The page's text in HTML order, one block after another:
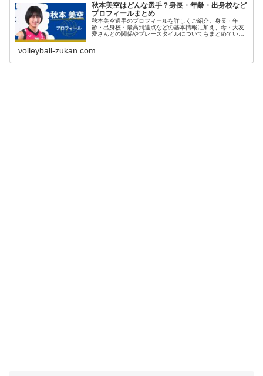
秋本美空はどんな選手？身長・年齢・出身校など
プロフィールまとめ
秋本美空選手のプロフィールを詳しくご紹介。身長・年
齢・出身校・最高到達点などの基本情報に加え、母・大友
愛さんとの関係やプレースタイルについてもまとめていま
volleyball-zukan.com